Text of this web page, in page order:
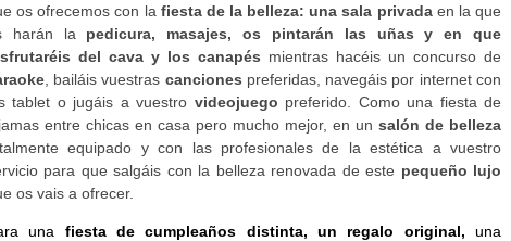
os ofrecemos con la fiesta de la belleza: una sala privadaen la que
harán la pedicura, masajes, os pintarán las uñas y en que
del cava y los canapés mientras hacéis un concurso de
, bailáis vuestras canciones preferidas, navegáis por internet con
tablet o jugáis a vuestro videojuego preferido. Como una fiesta de
entre chicas en casa pero mucho mejor, en un salón de belleza
equipado y con las profesionales de la estética a vuestro
para que salgáis con la belleza renovada de este pequeño lujo
os vais a ofrecer.
una fiesta de cumpleaños distinta, un regalo original,una